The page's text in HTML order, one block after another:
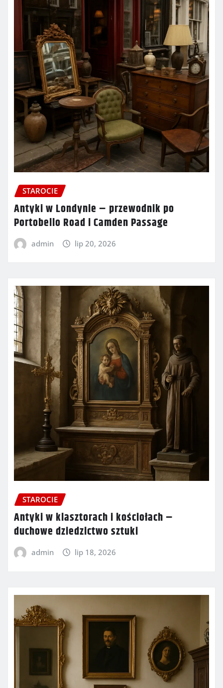
STAROCIE
Antyki w Londynie – przewodnik po
Portobello Road i Camden Passage
admin lip 20, 2026
STAROCIE
Antyki w klasztorach i kościołach –
duchowe dziedzictwo sztuki
admin lip 18, 2026